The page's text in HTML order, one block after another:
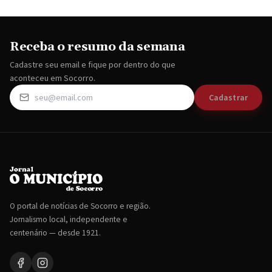
Receba o resumo da semana
Cadastre seu email e fique por dentro do que
aconteceu em Socorro.
Cadastrar
O portal de notícias de Socorro e região.
Jornalismo local, independente e
centenário — desde 1921.